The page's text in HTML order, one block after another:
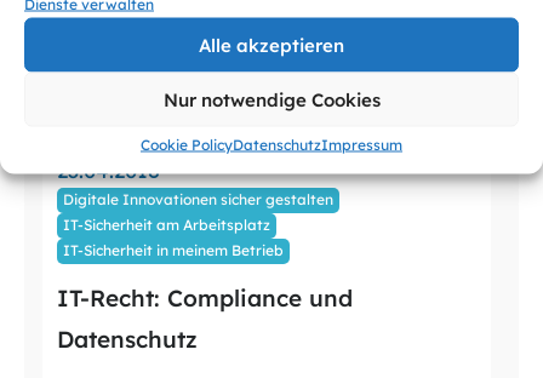
Alle akzeptieren
Nur notwendige Cookies
Cookie PolicyDatenschutzImpressum
23.04.2018
Digitale Innovationen sicher gestalten
IT-Sicherheit am Arbeitsplatz
IT-Sicherheit in meinem Betrieb
IT-Recht: Compliance und
Datenschutz